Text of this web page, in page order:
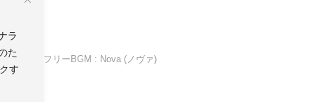
ラ
た
す
フリーBGM : Nova (ノヴァ)